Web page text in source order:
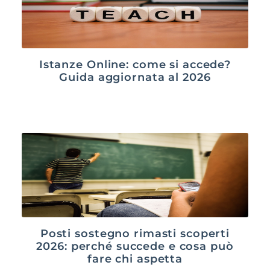
Istanze Online: come si accede?
Guida aggiornata al 2026
Posti sostegno rimasti scoperti
2026: perché succede e cosa può
fare chi aspetta